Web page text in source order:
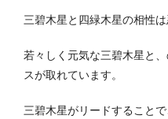
三碧木星と四緑木星の相性は
若々しく元気な三碧木星と
スが取れています。
三碧木星がリードすること